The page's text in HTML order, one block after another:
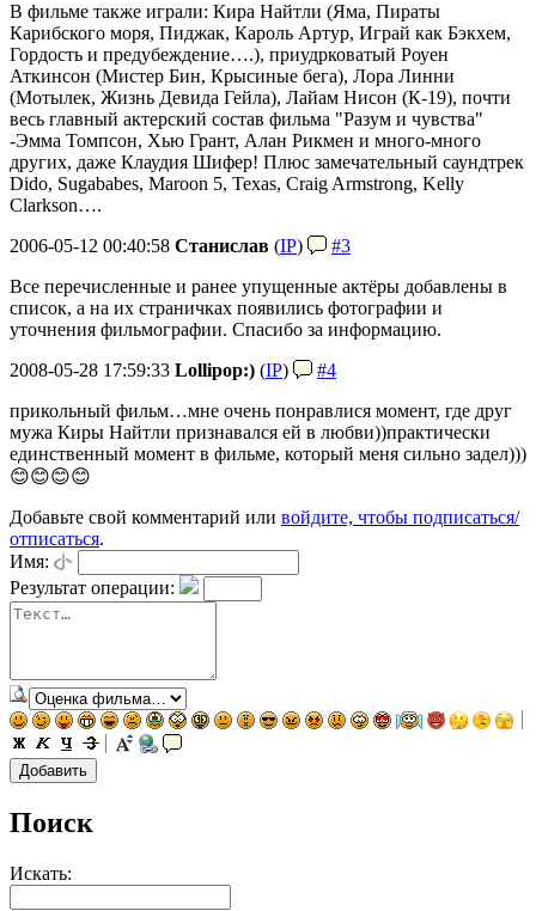
В фильме также играли: Кира Найтли (Яма, Пираты
Карибского моря, Пиджак, Кароль Артур, Играй как Бэкхем,
Гордость и предубеждение….), приудрковатый Роуен
Аткинсон (Мистер Бин, Крысиные бега), Лора Линни
(Мотылек, Жизнь Девида Гейла), Лайам Нисон (К-19), почти
весь главный актерский состав фильма "Разум и чувства"
-Эмма Томпсон, Хью Грант, Алан Рикмен и много-много
других, даже Клаудия Шифер! Плюс замечательный саундтрек
Dido, Sugababes, Maroon 5, Texas, Craig Armstrong, Kelly
Clarkson….
2006-05-12 00:40:58 Станислав (IP)
#3
Все перечисленные и ранее упущенные актёры добавлены в
список, а на их страничках появились фотографии и
уточнения фильмографии. Спасибо за информацию.
2008-05-28 17:59:33 Lollipop:) (IP)
#4
прикольный фильм…мне очень понравлися момент, где друг
мужа Киры Найтли признавался ей в любви))практически
единственный момент в фильме, который меня сильно задел)))
😊😊😊😊
Добавьте свой комментарий или войдите, чтобы подписаться/
отписаться.
Имя:
Результат операции:
Поиск
Искать: